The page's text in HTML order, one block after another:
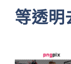
等透明